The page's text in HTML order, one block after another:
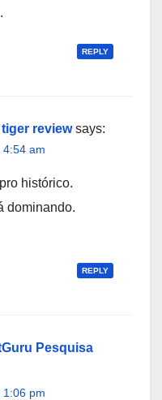
REPLY
review says:
4:54 am
histórico.
dominando.
REPLY
Pesquisa
1:06 pm